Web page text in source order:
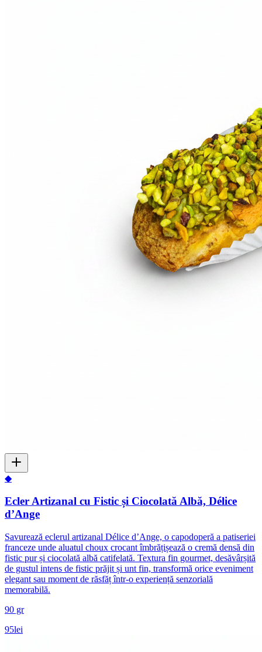
◆
Ecler Artizanal cu Fistic și Ciocolată Albă, Délice
d’Ange
Savurează eclerul artizanal Délice d’Ange, o capodoperă a patiseriei
franceze unde aluatul choux crocant îmbrățișează o cremă densă din
fistic pur și ciocolată albă catifelată. Textura fin gourmet, desăvârșită
de gustul intens de fistic prăjit și unt fin, transformă orice eveniment
elegant sau moment de răsfăț într-o experiență senzorială
memorabilă.
90 gr
95lei